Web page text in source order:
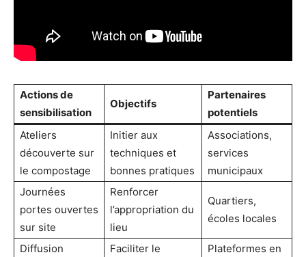
Actions de
sensibilisation
Objectifs
Partenaires
potentiels
Ateliers
découverte sur
le compostage
Initier aux
techniques et
bonnes pratiques
Associations,
services
municipaux
Journées
portes ouvertes
sur site
Renforcer
l’appropriation du
lieu
Quartiers,
écoles locales
Diffusion
Faciliter le
Plateformes en